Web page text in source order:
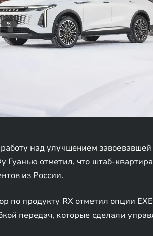
над улучшением
Гуанью отметил, что штаб-
из России.
продукту RX отметил опции
передач, которые сделали